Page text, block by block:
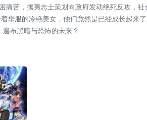
痛苦，攘夷志士策划向政府发动绝死反攻，社
华服的冷艳美女，他们竟然是已经成长起来
布黑暗与恐怖的未来？